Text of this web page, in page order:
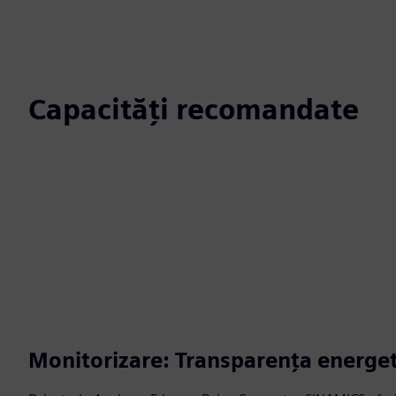
Capacități recomandate
Monitorizare: Transparența